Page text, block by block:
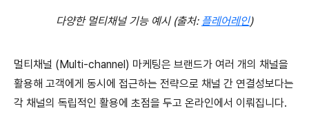
다양한 멀티채널 기능 예시 (출처: 플레어레인)
멀티채널 (Multi-channel) 마케팅은 브랜드가 여러 개의 채널을
활용해 고객에게 동시에 접근하는 전략으로 채널 간 연결성보다는
각 채널의 독립적인 활용에 초점을 두고 온라인에서 이뤄집니다.